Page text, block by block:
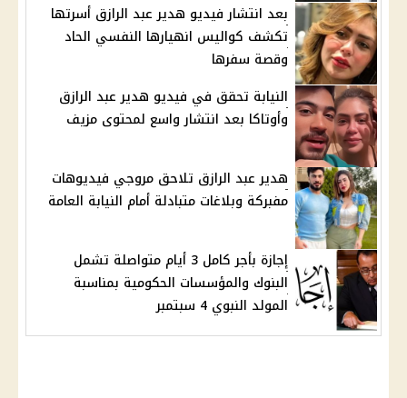
بعد انتشار فيديو هدير عبد الرازق أسرتها
تكشف كواليس انهيارها النفسي الحاد
وقصة سفرها
النيابة تحقق في فيديو هدير عبد الرازق
وأوتاكا بعد انتشار واسع لمحتوى مزيف
هدير عبد الرازق تلاحق مروجي فيديوهات
مفبركة وبلاغات متبادلة أمام النيابة العامة
إجازة بأجر كامل 3 أيام متواصلة تشمل
البنوك والمؤسسات الحكومية بمناسبة
المولد النبوي 4 سبتمبر